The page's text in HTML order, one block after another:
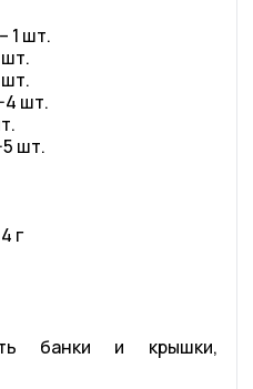
1 шт.
4 шт.
шт.
г
банки и крышки,